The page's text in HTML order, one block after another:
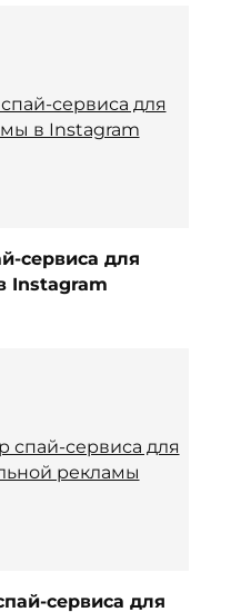
сервиса для
Instagram
сервиса для